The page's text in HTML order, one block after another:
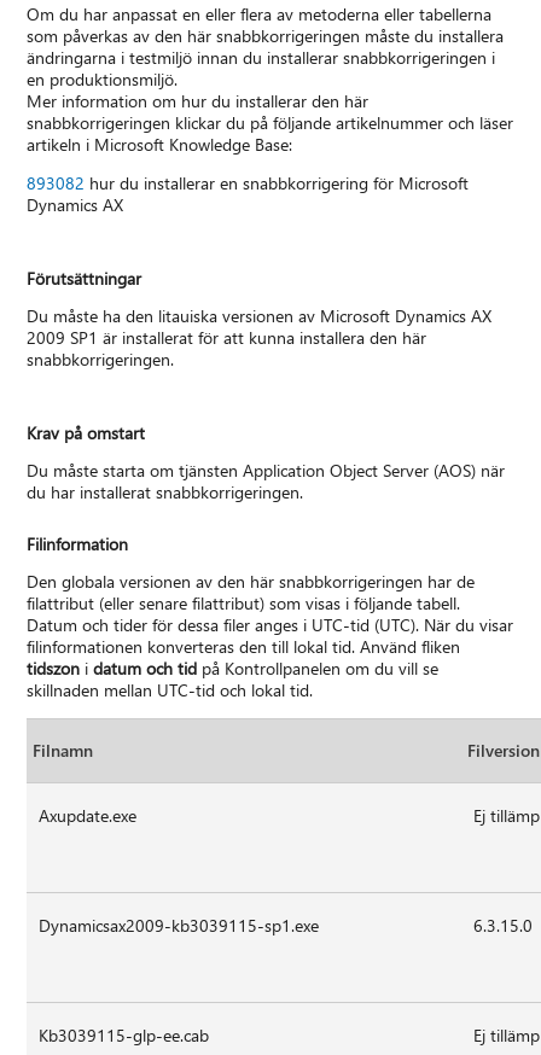
Om du har anpassat en eller flera av metoderna eller tabellerna
som påverkas av den här snabbkorrigeringen måste du installera
ändringarna i testmiljö innan du installerar snabbkorrigeringen i
en produktionsmiljö.
Mer information om hur du installerar den här
snabbkorrigeringen klickar du på följande artikelnummer och läser
artikeln i Microsoft Knowledge Base:
893082 hur du installerar en snabbkorrigering för Microsoft
Dynamics AX
Förutsättningar
Du måste ha den litauiska versionen av Microsoft Dynamics AX
2009 SP1 är installerat för att kunna installera den här
snabbkorrigeringen.
Krav på omstart
Du måste starta om tjänsten Application Object Server (AOS) när
du har installerat snabbkorrigeringen.
Filinformation
Den globala versionen av den här snabbkorrigeringen har de
filattribut (eller senare filattribut) som visas i följande tabell.
Datum och tider för dessa filer anges i UTC-tid (UTC). När du visar
filinformationen konverteras den till lokal tid. Använd fliken
tidszon idatum och tid på Kontrollpanelen om du vill se
skillnaden mellan UTC-tid och lokal tid.
Filnamn Filversion
Axupdate.exe Ej
Dynamicsax2009-kb3039115-sp1.exe 6.3.15.0
Kb3039115-glp-ee.cab Ej